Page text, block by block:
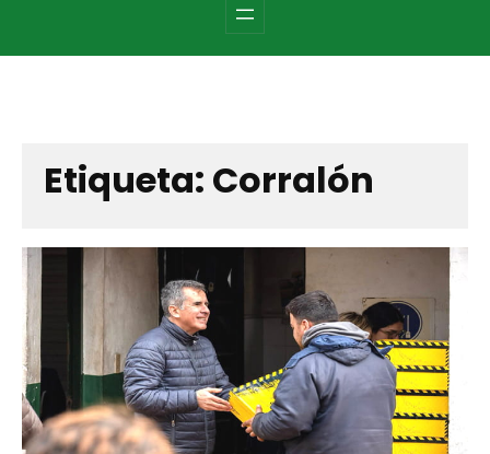
Etiqueta: Corralón